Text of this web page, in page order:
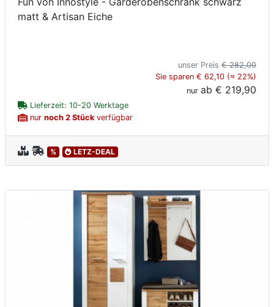
matt & Artisan Eiche
unser Preis € 282,00
Sie sparen € 62,10 (≈ 22%)
nur ab € 219,90
Lieferzeit: 10-20 Werktage
nur noch 2 Stückverfügbar
% LETZ-DEAL